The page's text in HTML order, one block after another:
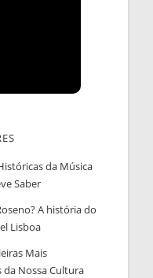
da Música
Saber
A história do
Lisboa
Mais
da Nossa Cultura